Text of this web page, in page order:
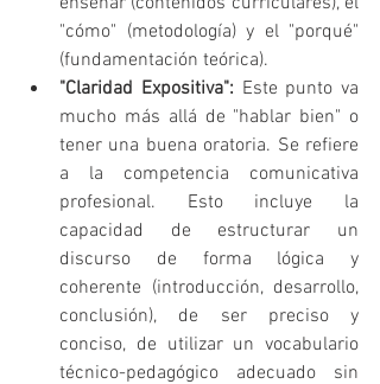
"cómo" (metodología) y el "porqué"
(fundamentación teórica).
"Claridad Expositiva": Este punto va
mucho más allá de "hablar bien" o
tener una buena oratoria. Se refiere
a la competencia comunicativa
profesional. Esto incluye la
capacidad de estructurar un
discurso de forma lógica y
coherente (introducción, desarrollo,
conclusión), de ser preciso y
conciso, de utilizar un vocabulario
técnico-pedagógico adecuado sin